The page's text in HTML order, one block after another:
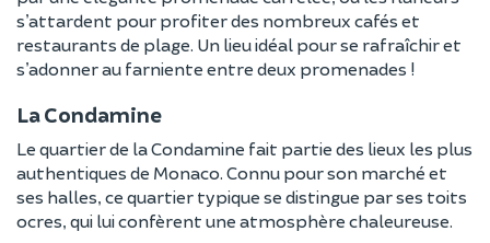
s’attardent pour profiter des nombreux cafés et
restaurants de plage. Un lieu idéal pour se rafraîchir et
s’adonner au farniente entre deux promenades !
La Condamine
Le quartier de la Condamine fait partie des lieux les plus
authentiques de Monaco. Connu pour son marché et
ses halles, ce quartier typique se distingue par ses toits
ocres, qui lui confèrent une atmosphère chaleureuse.